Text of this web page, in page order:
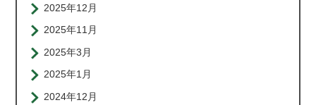
2025年12月
2025年11月
2025年3月
2025年1月
2024年12月